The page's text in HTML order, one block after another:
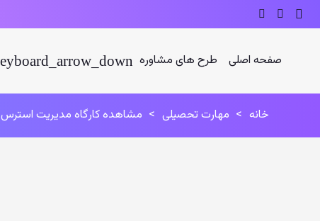
صفحه اصلی طرح های مشاوره
خانه > مهارت تحصیلی > مشاهده کارگاه مدیریت استرس